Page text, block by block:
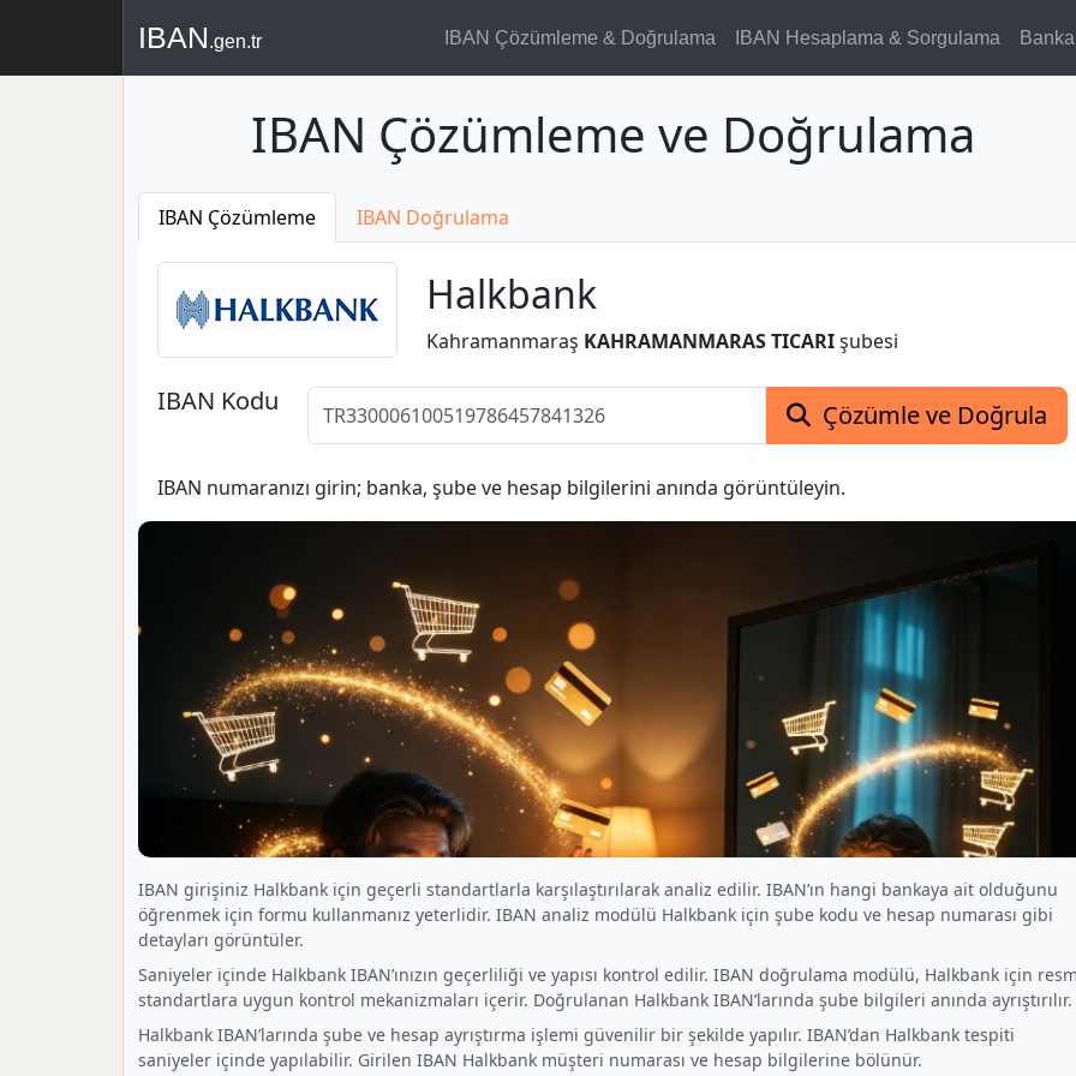
IBAN.gen.tr IBAN Çözümleme & Doğrulama IBAN Hesaplama & Sorgulama
IBAN Çözümleme ve Doğrulama
IBAN Çözümleme IBAN Doğrulama
Halkbank
Kahramanmaraş KAHRAMANMARAS TICARIşubesi
IBAN Kodu Çözümle ve Doğrula
IBAN numaranızı girin; banka, şube ve hesap bilgilerini anında görüntüleyin.
IBAN girişiniz Halkbank için geçerli standartlarla karşılaştırılarak analiz edilir. IBAN’ın hangi bankaya ait olduğunu
öğrenmek için formu kullanmanız yeterlidir. IBAN analiz modülü Halkbank için şube kodu ve hesap numarası gibi
detayları görüntüler.
Saniyeler içinde Halkbank IBAN’ınızın geçerliliği ve yapısı kontrol edilir. IBAN doğrulama modülü, Halkbank için
standartlara uygun kontrol mekanizmaları içerir. Doğrulanan Halkbank IBAN’larında şube bilgileri anında ayrıştırılır.
Halkbank IBAN’larında şube ve hesap ayrıştırma işlemi güvenilir bir şekilde yapılır. IBAN’dan Halkbank tespiti
saniyeler içinde yapılabilir. Girilen IBAN Halkbank müşteri numarası ve hesap bilgilerine bölünür.